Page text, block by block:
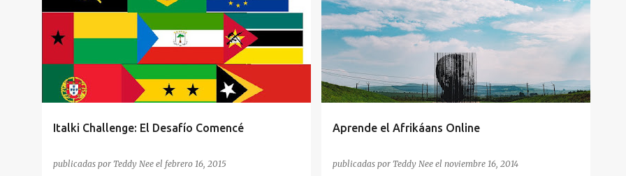
Italki Challenge: El Desafío Comencé
publicadas por Teddy Nee el febrero 16, 2015
Aprende el Afrikáans Online
publicadas por Teddy Nee el noviembre 16, 2014
METODOLOGÍA ONLINE